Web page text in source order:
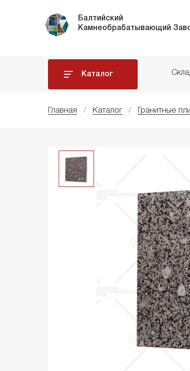
Балтийский
Камнеобрабатывающий
Каталог
Главная Каталог Гранитные